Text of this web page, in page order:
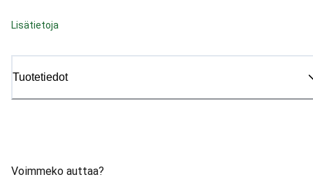
Lisätietoja
Tuotetiedot
Voimmeko auttaa?